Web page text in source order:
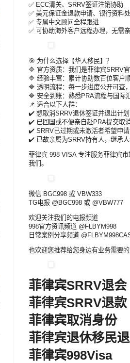
✅ ECC清关、SRRV签证注销协助
✅ 美元保证金退款申请、银行资料
✅ 专属中文顾问全程跟进
✅ 可协助海外客户远程办理，无需
🎯 为什么选择【华人移民】？
🔷 官方资质：我们是菲律宾SRRV
🔷 经验丰富：累计协助数百位客户
🔷 透明流程：每一步进度公开可查
🔷 安全到账：熟悉PRA流程与国际
📌 适合以下人群：
✔️ 想取消SRRV退休签证并退出计
✔️ 已回国或不便亲自赴PRA提交取
✔️ SRRV已过期或未激活者希望申
✔️ 已故亲属为SRRV持有人，继承
菲律宾 998 VISA 专注服务菲律宾
我们。
微信 BGC998 或 VBW333
TG电报 @BGC998 或 @VBW777
欢迎关注我们的电报频道
998官方资讯频道 @FLBYM998
日常案例分享频道
也欢迎您推荐给您身边有业务需要的
菲律宾SRRV退会
菲律宾SRRV退款
菲律宾取消身份
菲律宾退休移民
菲律宾998Visa